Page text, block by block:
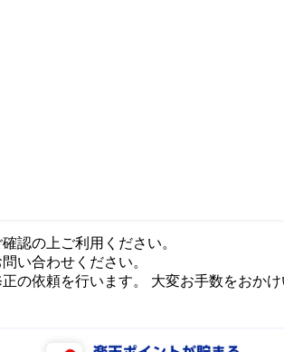
認の上ご利用ください。
い合わせください。
の依頼を行います。 大変お手数をおか